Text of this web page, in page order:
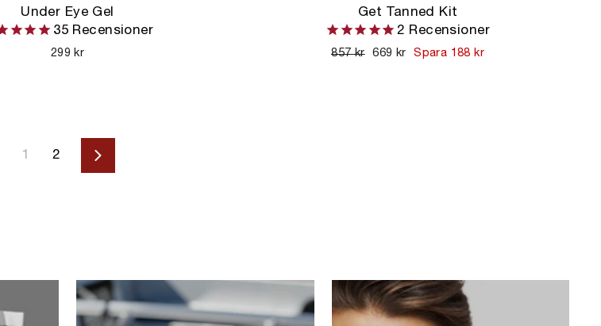
Under Eye Gel
35Recensioner
299 kr
Get Tanned Kit
2 Recensioner
Ordinarie
857 kr Kampanjpris
669 kr Spara 188 kr
1 2 Nästa